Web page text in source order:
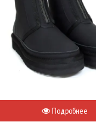
Подробнее